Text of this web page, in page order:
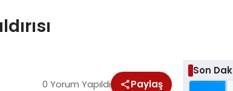
0 Yorum Yapıldı Paylaş
Son